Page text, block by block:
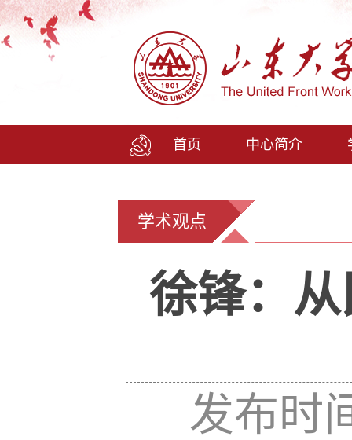
首页 中心简介
学术观点
徐锋：
发布时